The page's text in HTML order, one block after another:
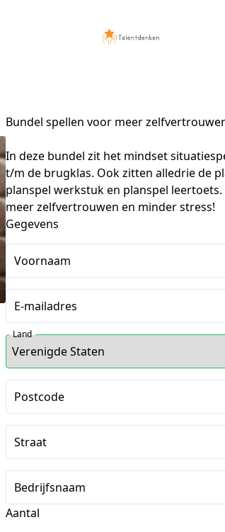
Bundel spellen voor meer
In deze bundel zit het mindset
t/m de brugklas. Ook zitten alledrie de
planspel werkstuk en planspel
meer zelfvertrouwen en minder stress!
Gegevens
Voornaam
E-mailadres
Land
Postcode
Straat
Bedrijfsnaam
Aantal